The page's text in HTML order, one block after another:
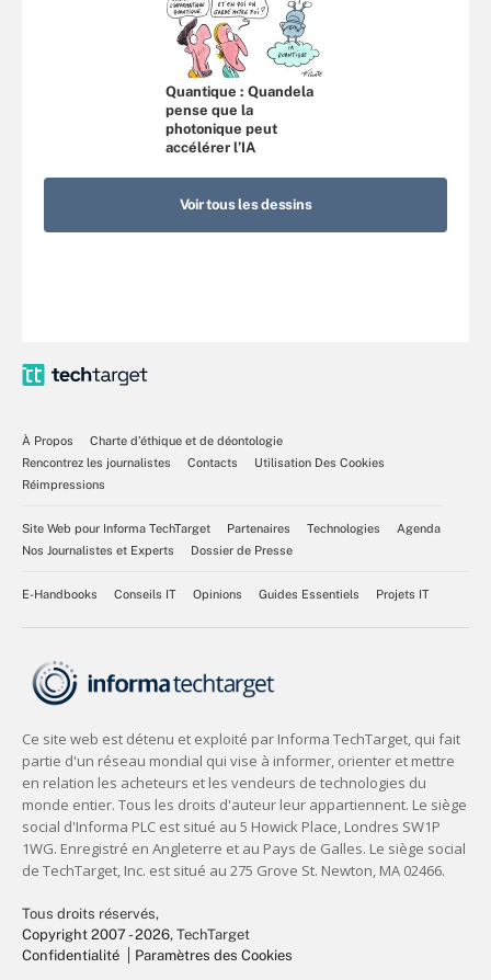
Quantique : Quandela
pense que la
photonique peut
accélérer l’IA
Voir tous les dessins
À Propos
Charte d’éthique et de déontologie
Rencontrez les journalistes
Contacts
Utilisation Des Cookies
Réimpressions
Site Web pour Informa TechTarget Partenaires Technologies
Agenda
Nos Journalistes et Experts
Dossier de Presse
E-Handbooks Conseils IT Opinions Guides Essentiels Projets IT
Tous droits réservés,
Copyright 2007 - 2026, TechTarget
Confidentialité
Paramètres des Cookies